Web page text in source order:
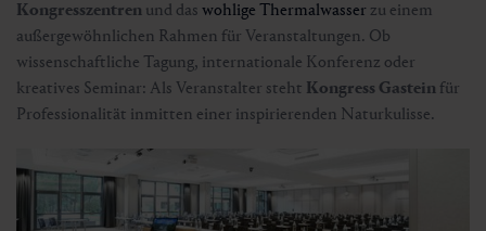
Kongresszentren und das wohlige Thermalwasser zu einem
außergewöhnlichen Rahmen für Veranstaltungen. Ob
wissenschaftliche Tagung, internationale Konferenz oder
kreatives Seminar: Als Veranstalter steht Kongress Gastein für
Professionalität inmitten einer inspirierenden Naturkulisse.